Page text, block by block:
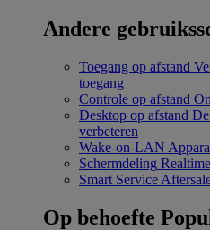
Andere
Toegang op afstand
toegang
Controle op afstand
Desktop op afstand
verbeteren
Wake-on-LAN
Schermdeling
Smart Service
Op behoefte